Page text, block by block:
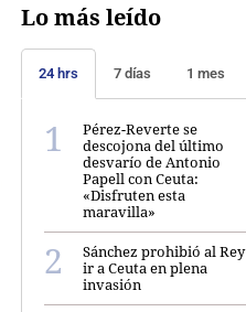
Lo más leído
24 hrs 7 días 1 mes
Pérez-Reverte se
descojona del último
desvarío de Antonio
Papell con Ceuta:
«Disfruten esta
maravilla»
Sánchez prohibió al Rey
ir a Ceuta en plena
invasión